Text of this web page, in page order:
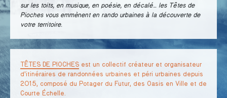
sur les toits, en musique, en poésie, en décalé… les Têtes de
Pioches vous emmènent en rando urbaines à la découverte de
votre territoire.
TÊTES DE PIOCHES est un collectif créateur et organisateur
d'itinéraires de randonnées urbaines et péri urbaines depuis
2015, composé du Potager du Futur, des Oasis en Ville et de
Courte Échelle.